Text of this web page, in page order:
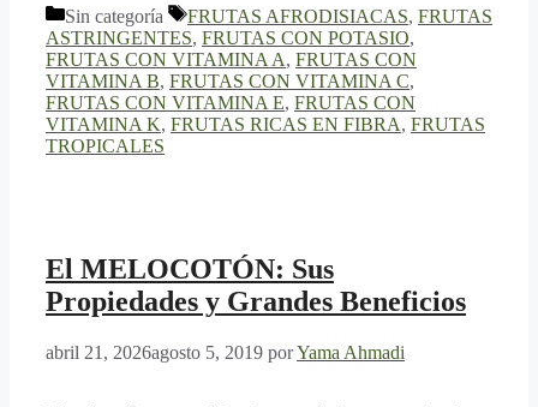
Categorías
Sin categoría Etiquetas
FRUTAS AFRODISIACAS, FRUTAS
ASTRINGENTES, FRUTAS CON POTASIO,
FRUTAS CON VITAMINA A, FRUTAS CON
VITAMINA B, FRUTAS CON VITAMINA C,
FRUTAS CON VITAMINA E, FRUTAS CON
VITAMINA K, FRUTAS RICAS EN FIBRA, FRUTAS
TROPICALES
El MELOCOTÓN: Sus
Propiedades y Grandes Beneficios
abril 21, 2026agosto 5, 2019 porYama Ahmadi